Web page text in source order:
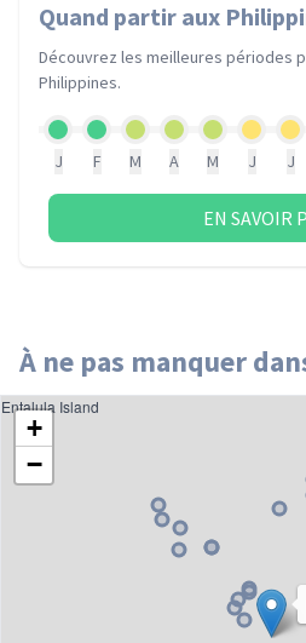
Quand partir aux
Découvrez les meilleures périodes
Philippines.
J F M A M J J
EN SAVOIR
À ne pas manquer
+
−
Entalula Island